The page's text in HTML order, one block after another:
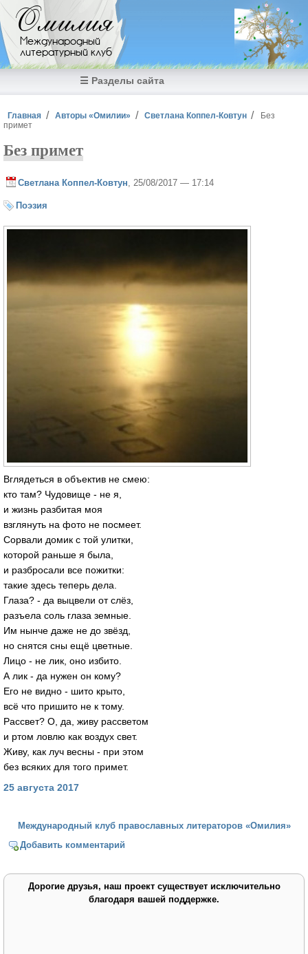
Перейти к основному содержанию
Омилия
Международный
литературный клуб
☰ Разделы сайта
Вы здесь
Главная Авторы «Омилии» Светлана Коппел-Ковтун
Без
примет
Без примет
Светлана Коппел-Ковтун , 25/08/2017 — 17:14
Поэзия
Вглядеться в объектив не смею:
кто там? Чудовище - не я,
и жизнь разбитая моя
взглянуть на фото не посмеет.
Сорвали домик с той улитки,
которой раньше я была,
и разбросали все пожитки:
такие здесь теперь дела.
Глаза? - да выцвели от слёз,
разъела соль глаза земные.
Им нынче даже не до звёзд,
но снятся сны ещё цветные.
Лицо - не лик, оно избито.
А лик - да нужен он кому?
Его не видно - шито крыто,
всё что пришито не к тому.
Рассвет? О, да, живу рассветом
и ртом ловлю как воздух свет.
Живу, как луч весны - при этом
без всяких для того примет.
25 августа 2017
Международный клуб православных литераторов «Омилия»
Добавить комментарий
Дорогие друзья, наш проект существует исключительно
благодаря вашей поддержке.